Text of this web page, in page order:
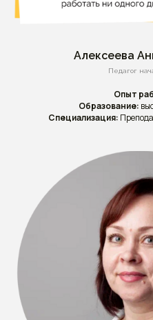
Алексеева
Педагог
Опыт
Образование:
Специализация: